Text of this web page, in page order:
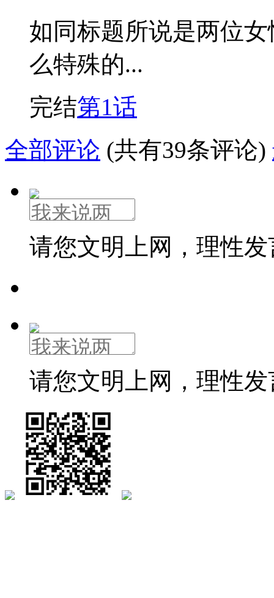
如同标题所说是两位
么特殊的...
完结第1话
全部评论 (共有39条评论)
请您文明上网，理性
请您文明上网，理性